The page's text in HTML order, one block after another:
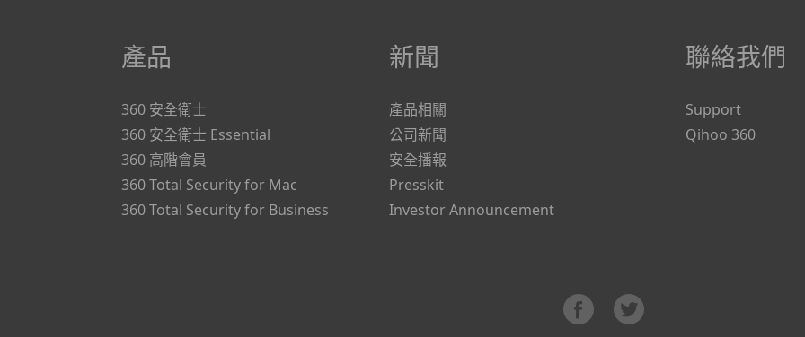
產品
360 安全衛士
360 安全衛士 Essential
360 高階會員
360 Total Security for Mac
360 Total Security for Business
新聞
產品相關
公司新聞
安全播報
Presskit
Investor Announcement
聯絡我們
Support
Qihoo 360